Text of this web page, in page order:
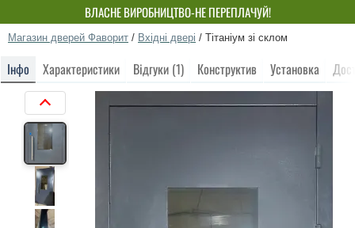
ВЛАСНЕ ВИРОБНИЦТВО-НЕ ПЕРЕПЛАЧУЙ!
Магазин дверей Фаворит / Вхідні двері / Тітаніум зі склом
Інфо Характеристики Відгуки (1) Конструктив Установка